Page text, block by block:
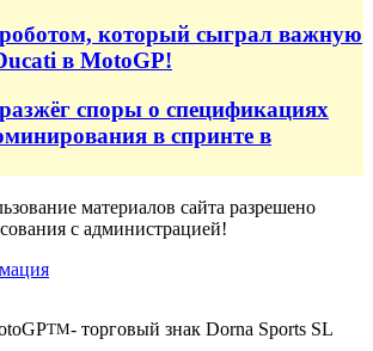
роботом, который сыграл важную
в MotoGP!
споры о спецификациях
в спринте в
материалов сайта разрешено
с администрацией!
TM- торговый знак Dorna Sports SL